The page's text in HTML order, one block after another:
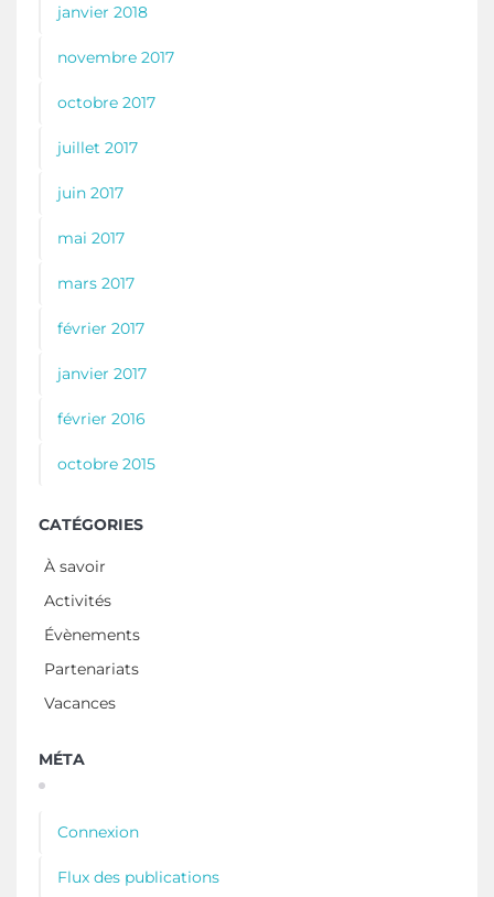
janvier 2018
novembre 2017
octobre 2017
juillet 2017
juin 2017
mai 2017
mars 2017
février 2017
janvier 2017
février 2016
octobre 2015
CATÉGORIES
À savoir
Activités
Évènements
Partenariats
Vacances
MÉTA
Connexion
Flux des publications